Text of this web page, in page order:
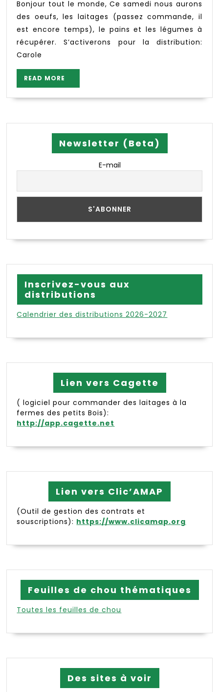
laitages
(passez
commande)
pains,
Bonjour tout le monde, Ce samedi nous aurons
des oeufs, les laitages (passez commande, il
est encore temps), le pains et les légumes à
récupérer. S’activerons pour la distribution:
Carole
READ MORE
MORE
Newsletter (Beta)
E-mail
Inscrivez-vous aux
distributions
Calendrier des distributions 2026-2027
Lien vers Cagette
( logiciel pour commander des laitages à la
fermes des petits Bois):
http://app.cagette.net
Lien vers Clic’AMAP
(Outil de gestion des contrats et
souscriptions): https://www.clicamap.org
Feuilles de chou thématiques
Toutes les feuilles de chou
Des sites à voir